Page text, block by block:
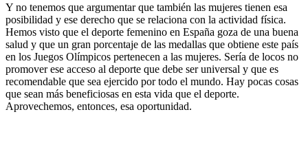
Y no tenemos que argumentar que también las mujeres tienen esa
posibilidad y ese derecho que se relaciona con la actividad física.
Hemos visto que el deporte femenino en España goza de una buena
salud y que un gran porcentaje de las medallas que obtiene este país
en los Juegos Olímpicos pertenecen a las mujeres. Sería de locos no
promover ese acceso al deporte que debe ser universal y que es
recomendable que sea ejercido por todo el mundo. Hay pocas cosas
que sean más beneficiosas en esta vida que el deporte.
Aprovechemos, entonces, esa oportunidad.